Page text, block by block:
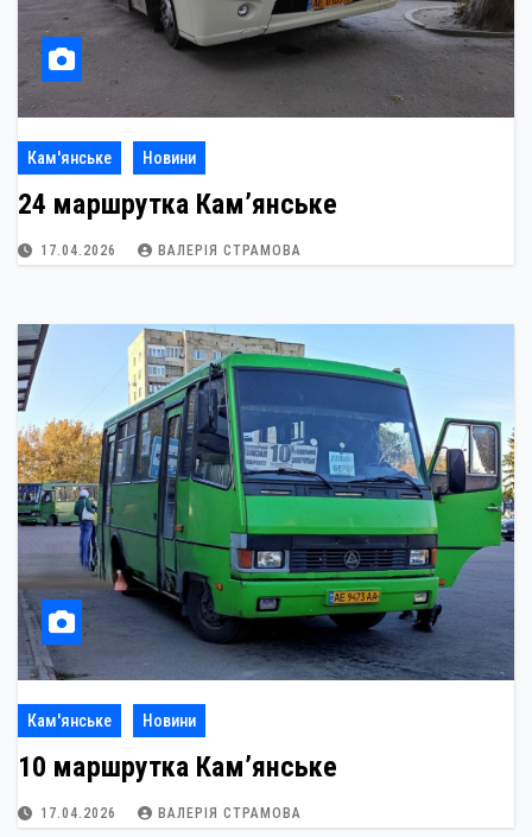
Кам'янське Новини
24 маршрутка Кам’янське
17.04.2026 ВАЛЕРІЯ СТРАМОВА
Кам'янське Новини
10 маршрутка Кам’янське
17.04.2026 ВАЛЕРІЯ СТРАМОВА